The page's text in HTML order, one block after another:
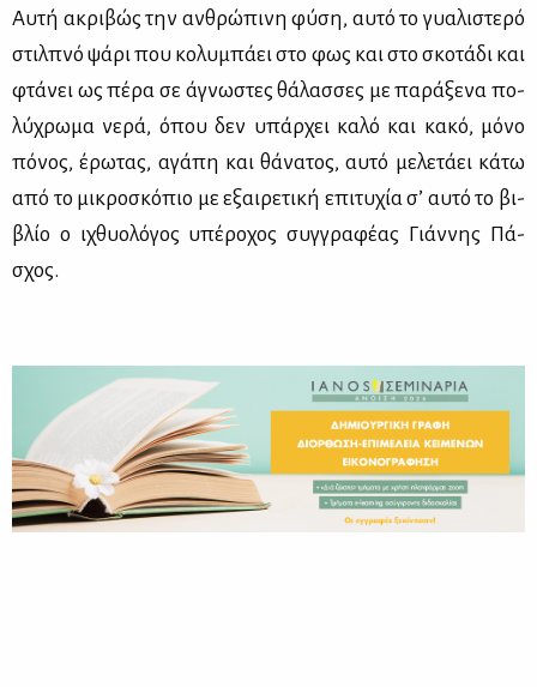
Αυ­τή ακρι­βώς την αν­θρώ­πι­νη φύ­ση, αυ­τό το γυα­λι­στε­ρό
στιλ­πνό ψά­ρι που κο­λυ­μπά­ει στο φως και στο σκο­τά­δι και
φτά­νει ως πέ­ρα σε άγνω­στες θά­λασ­σες με πα­ρά­ξε­να πο­
λύ­χρω­μα νε­ρά, όπου δεν υπάρ­χει κα­λό και κα­κό, μό­νο
πό­νος, έρω­τας, αγά­πη και θά­να­τος, αυ­τό με­λε­τά­ει κά­τω
από το μι­κρο­σκό­πιο με εξαι­ρε­τι­κή επι­τυ­χία σ’ αυ­τό το βι­
βλίο ο ιχθυο­λό­γος υπέ­ρο­χος συγ­γρα­φέ­ας Γιάν­νης Πά­
σχος.